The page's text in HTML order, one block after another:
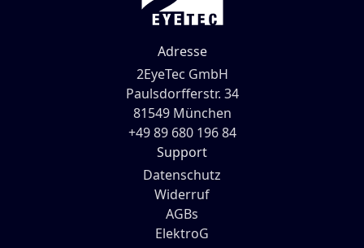
Adresse
2EyeTec GmbH
Paulsdorfferstr. 34
81549 München
+49 89 680 196 84
Support
Datenschutz
Widerruf
AGBs
ElektroG